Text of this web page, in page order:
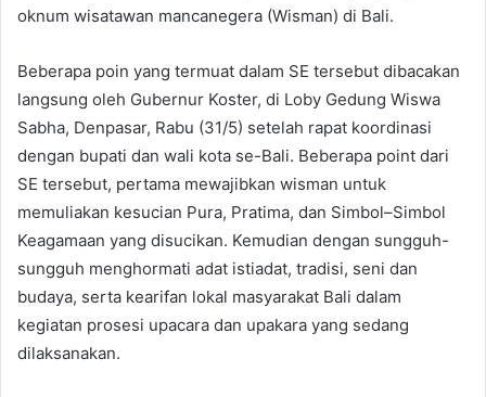
oknum wisatawan mancanegera (Wisman) di Bali.
Beberapa poin yang termuat dalam SE tersebut dibacakan
langsung oleh Gubernur Koster, di Loby Gedung Wiswa
Sabha, Denpasar, Rabu (31/5) setelah rapat koordinasi
dengan bupati dan wali kota se-Bali. Beberapa point dari
SE tersebut, pertama mewajibkan wisman untuk
memuliakan kesucian Pura, Pratima, dan Simbol–Simbol
Keagamaan yang disucikan. Kemudian dengan sungguh-
sungguh menghormati adat istiadat, tradisi, seni dan
budaya, serta kearifan lokal masyarakat Bali dalam
kegiatan prosesi upacara dan upakara yang sedang
dilaksanakan.